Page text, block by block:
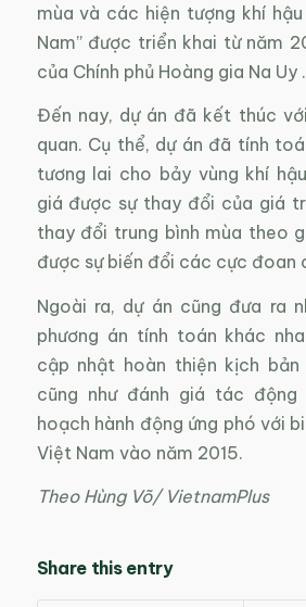
mùa và các hiện tượng khí
Nam” được triển khai từ năm
của Chính phủ Hoàng gia Na Uy .
Đến nay, dự án đã kết thúc
quan. Cụ thể, dự án đã tính
tương lai cho bảy vùng khí
giá được sự thay đổi của giá
thay đổi trung bình mùa theo
được sự biến đổi các cực đoan
Ngoài ra, dự án cũng đưa ra
phương án tính toán khác
cập nhật hoàn thiện kịch
cũng như đánh giá tác
hoạch hành động ứng phó với
Việt Nam vào năm 2015.
Theo Hùng Võ/ VietnamPlus
Share this entry